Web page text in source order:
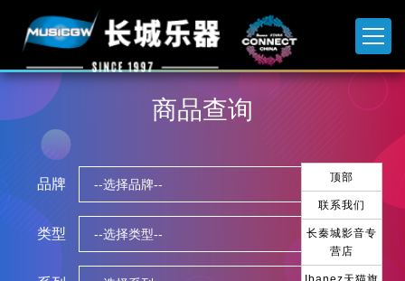
商品查询
品牌
类型
顶部
联系我们
长秦城影音专
营店